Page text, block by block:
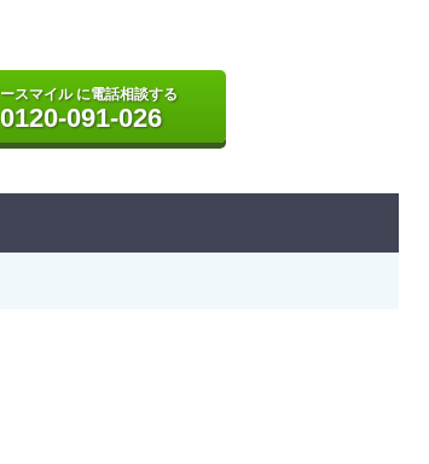
スマイル に電話相談する
0120-091-026